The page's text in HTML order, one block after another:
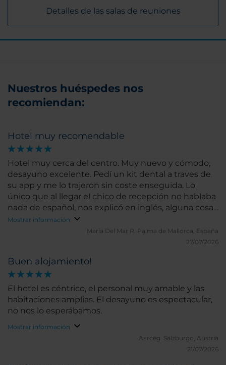
Detalles de las salas de reuniones
Nuestros huéspedes nos
recomiendan:
Hotel muy recomendable
Hotel muy cerca del centro. Muy nuevo y cómodo,
desayuno excelente. Pedí un kit dental a traves de
su app y me lo trajeron sin coste enseguida. Lo
único que al llegar el chico de recepción no hablaba
nada de español, nos explicó en inglés, alguna cosa
no entendí y le dió igual hizo un gesto como de es
igual y no hizo ningún esfuerzo por hacerse
Mostrar información
Maria Del Mar R.
Palma de Mallorca, España
27/07/2026
Buen alojamiento!
El hotel es céntrico, el personal muy amable y las
habitaciones amplias. El desayuno es espectacular,
no nos lo esperábamos.
Mostrar información
Aarceg. Salzburgo, Austria
21/07/2026